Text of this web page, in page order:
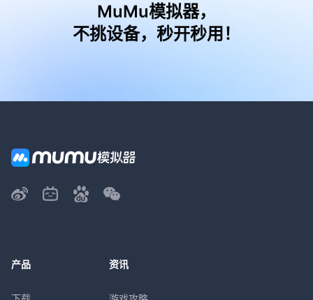
MuMu模拟器，
不挑设备，秒开秒用！
产品 资讯